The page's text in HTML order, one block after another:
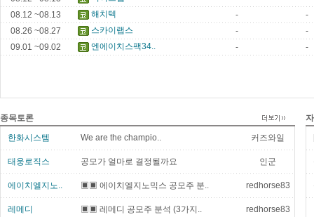
08.12 ~08.13
해치텍 -
-
08.26 ~08.27
스카이랩스 -
-
09.01 ~09.02
엔에이치스팩34.. - -
종목토론
한화시스템
We are the champio.. 커즈와일
태웅로직스 공모가 얼마로 결정될까요 인군
에이치엘지노.. ▣▣ 에이치엘지노믹스 공모주 분.. redhorse83
레메디 ▣▣ 레메디 공모주 분석 (3가지.. redhorse83